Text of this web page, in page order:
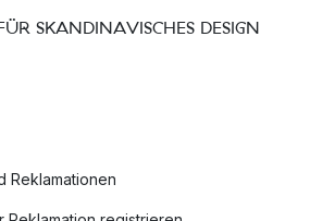
SKANDINAVISCHES DESIGN
Reklamationen